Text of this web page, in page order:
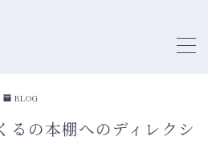
BLOG
るの本棚へのディレクシ